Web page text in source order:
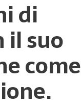
di
il suo
come